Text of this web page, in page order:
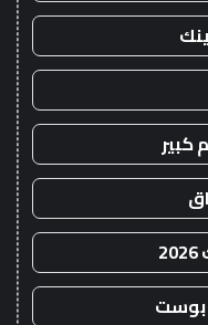
كبير
بوست